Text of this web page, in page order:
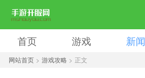
首页 游戏 新闻
网站首页> 游戏攻略 > 正文